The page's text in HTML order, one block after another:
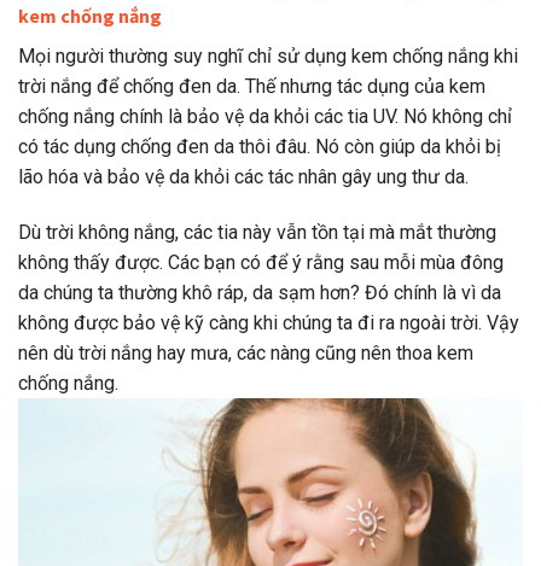
kem chống nắng
Mọi người thường suy nghĩ chỉ sử dụng kem chống nắng khi
trời nắng để chống đen da. Thế nhưng tác dụng của kem
chống nắng chính là bảo vệ da khỏi các tia UV. Nó không chỉ
có tác dụng chống đen da thôi đâu. Nó còn giúp da khỏi bị
lão hóa và bảo vệ da khỏi các tác nhân gây ung thư da.
Dù trời không nắng, các tia này vẫn tồn tại mà mắt thường
không thấy được. Các bạn có để ý rằng sau mỗi mùa đông
da chúng ta thường khô ráp, da sạm hơn? Đó chính là vì da
không được bảo vệ kỹ càng khi chúng ta đi ra ngoài trời. Vậy
nên dù trời nắng hay mưa, các nàng cũng nên thoa kem
chống nắng.